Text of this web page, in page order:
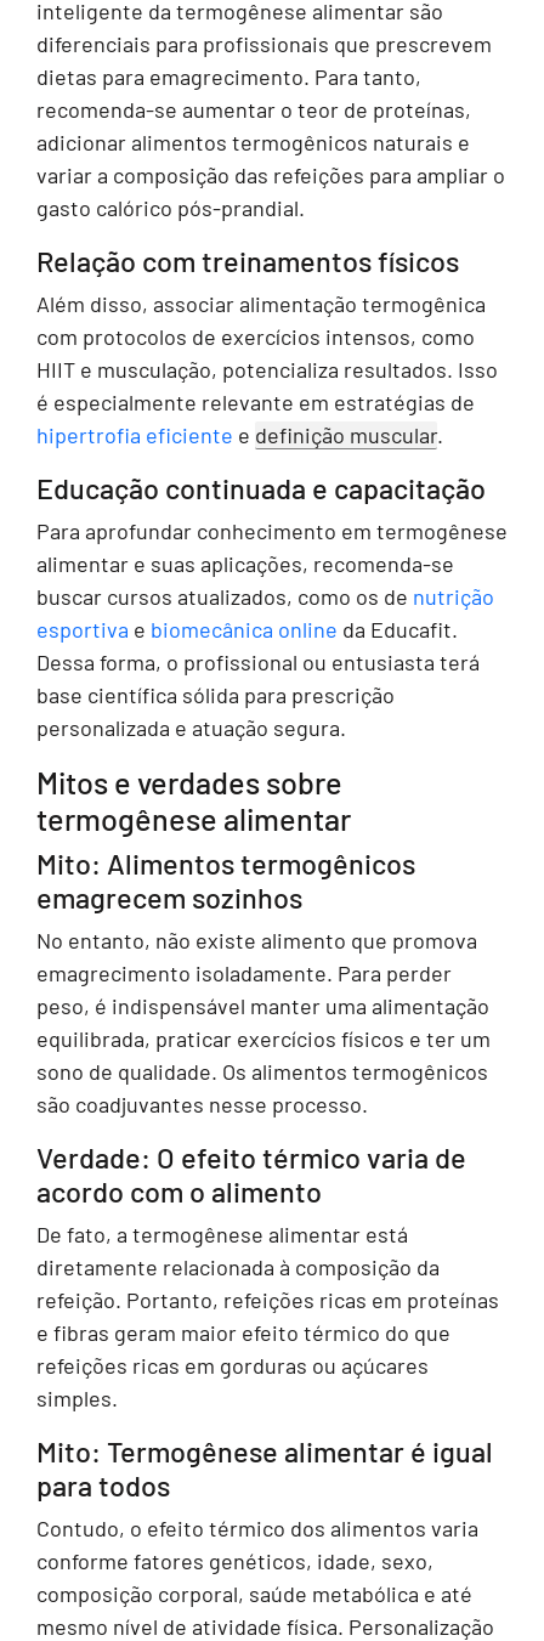
inteligente da termogênese alimentar são
diferenciais para profissionais que prescrevem
dietas para emagrecimento. Para tanto,
recomenda-se aumentar o teor de proteínas,
adicionar alimentos termogênicos naturais e
variar a composição das refeições para ampliar o
gasto calórico pós-prandial.
Relação com treinamentos físicos
Além disso, associar alimentação termogênica
com protocolos de exercícios intensos, como
HIIT e musculação, potencializa resultados. Isso
é especialmente relevante em estratégias de
hipertrofia eficiente e definição muscular.
Educação continuada e capacitação
Para aprofundar conhecimento em termogênese
alimentar e suas aplicações, recomenda-se
buscar cursos atualizados, como os de nutrição
esportiva e biomecânica online da Educafit.
Dessa forma, o profissional ou entusiasta terá
base científica sólida para prescrição
personalizada e atuação segura.
Mitos e verdades sobre
termogênese alimentar
Mito: Alimentos termogênicos
emagrecem sozinhos
No entanto, não existe alimento que promova
emagrecimento isoladamente. Para perder
peso, é indispensável manter uma alimentação
equilibrada, praticar exercícios físicos e ter um
sono de qualidade. Os alimentos termogênicos
são coadjuvantes nesse processo.
Verdade: O efeito térmico varia de
acordo com o alimento
De fato, a termogênese alimentar está
diretamente relacionada à composição da
refeição. Portanto, refeições ricas em proteínas
e fibras geram maior efeito térmico do que
refeições ricas em gorduras ou açúcares
simples.
Mito: Termogênese alimentar é igual
para todos
Contudo, o efeito térmico dos alimentos varia
conforme fatores genéticos, idade, sexo,
composição corporal, saúde metabólica e até
mesmo nível de atividade física. Personalização